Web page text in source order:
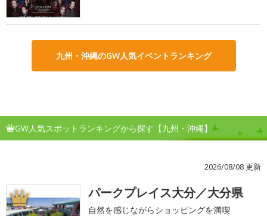
九州・沖縄のGW人気イベントランキング
GW人気スポットランキングから探す【九州・沖縄】
2026/08/08 更新
1 パークプレイス大分／大分県
自然を感じながらショッピングを満喫